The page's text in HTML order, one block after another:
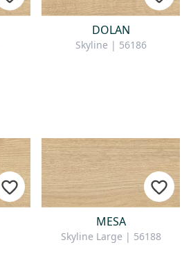
DOLAN
Skyline | 56186
MESA
Skyline Large | 56188